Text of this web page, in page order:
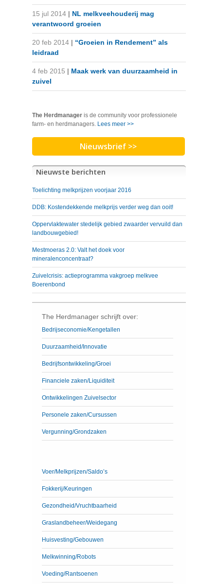
15 jul 2014 | NL melkveehouderij mag
verantwoord groeien
20 feb 2014 | “Groeien in Rendement” als
leidraad
4 feb 2015 | Maak werk van duurzaamheid in
zuivel
The Herdmanager is de community voor professionele
farm- en herdmanagers. Lees meer >>
Nieuwsbrief >>
Nieuwste berichten
Toelichting melkprijzen voorjaar 2016
DDB: Kostendekkende melkprijs verder weg dan ooit!
Oppervlaktewater stedelijk gebied zwaarder vervuild dan
landbouwgebied!
Mestmoeras 2.0: Valt het doek voor
mineralenconcentraat?
Zuivelcrisis: actieprogramma vakgroep melkvee
Boerenbond
The Herdmanager schrijft over:
Bedrijseconomie/Kengetallen
Duurzaamheid/Innovatie
Bedrijfsontwikkeling/Groei
Financiele zaken/Liquiditeit
Ontwikkelingen Zuivelsector
Personele zaken/Cursussen
Vergunning/Grondzaken
Voer/Melkprijzen/Saldo’s
Fokkerij/Keuringen
Gezondheid/Vruchtbaarheid
Graslandbeheer/Weidegang
Huisvesting/Gebouwen
Melkwinning/Robots
Voeding/Rantsoenen